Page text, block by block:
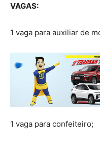
VAGAS:
1 vaga para auxiliar de
1 vaga para confeiteiro;